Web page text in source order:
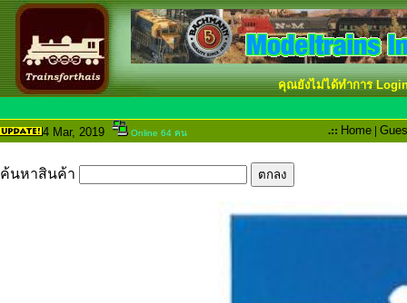
คุณยังไม่ได้ทำการ
4 Mar, 2019 Online 64 คน .:: Home |
ค้นหาสินค้า